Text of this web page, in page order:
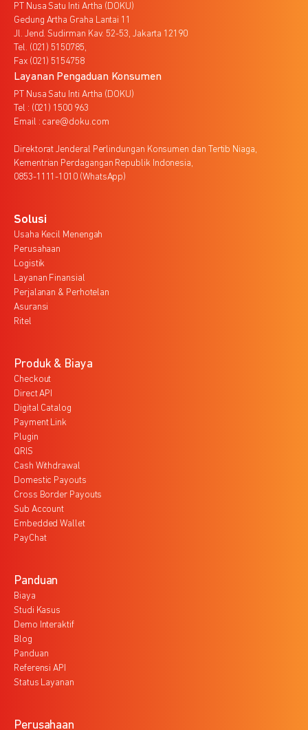
PT Nusa Satu Inti Artha (DOKU)
Gedung Artha Graha Lantai 11
Jl. Jend. Sudirman Kav. 52-53, Jakarta 12190
Tel. (021) 5150785,
Fax (021) 5154758
Layanan Pengaduan Konsumen
PT Nusa Satu Inti Artha (DOKU)
Tel : (021) 1500 963
Email : care@doku.com
Direktorat Jenderal Perlindungan Konsumen dan Tertib Niaga,
Kementrian Perdagangan Republik Indonesia,
0853-1111-1010 (WhatsApp)
Solusi
Usaha Kecil Menengah
Perusahaan
Logistik
Layanan Finansial
Perjalanan & Perhotelan
Asuransi
Ritel
Produk & Biaya
Checkout
Direct API
Digital Catalog
Payment Link
Plugin
QRIS
Cash Withdrawal
Domestic Payouts
Cross Border Payouts
Sub Account
Embedded Wallet
PayChat
Panduan
Biaya
Studi Kasus
Demo Interaktif
Blog
Panduan
Referensi API
Status Layanan
Perusahaan